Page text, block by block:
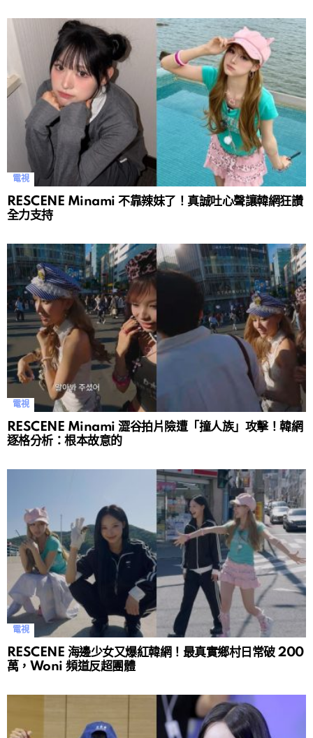
電視
RESCENE Minami 不靠辣妹了！真誠吐心聲讓韓網狂讚
全力支持
電視
RESCENE Minami 澀谷拍片險遭「撞人族」攻擊！韓網
逐格分析：根本故意的
電視
RESCENE 海邊少女又爆紅韓網！最真實鄉村日常破 200
萬，Woni 頻道反超團體